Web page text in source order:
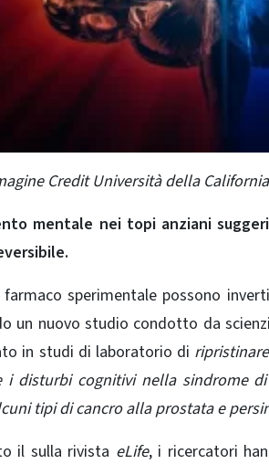
CreditUniversità della
mentale nei topi anziani
sperimentale possono
un nuovo studio condotto da
in studi di laboratorio di
i disturbi cognitivi nella sindrome
tipi di cancro alla prostata e
il sulla rivista eLife, i ricercatori